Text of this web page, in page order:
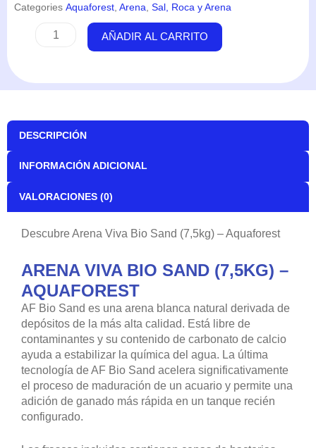
Categories Aquaforest Arena Sal, Roca y Arena
Arena
(7,5kg)
Aquaforest
cantidad
AÑADIR AL CARRITO
DESCRIPCIÓN
INFORMACIÓN ADICIONAL
VALORACIONES (0)
Descubre Arena Viva Bio Sand (7,5kg) – Aquaforest
ARENA VIVA BIO SAND (7,5KG) –
AQUAFOREST
AF Bio Sand es una arena blanca natural derivada de
depósitos de la más alta calidad. Está libre de
contaminantes y su contenido de carbonato de calcio
ayuda a estabilizar la química del agua. La última
tecnología de AF Bio Sand acelera significativamente
el proceso de maduración de un acuario y permite una
adición de ganado más rápida en un tanque recién
configurado.